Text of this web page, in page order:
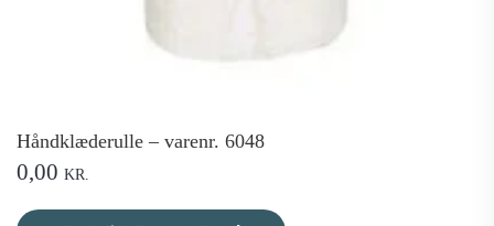
Håndklæderulle – varenr. 6048
0,00 KR.